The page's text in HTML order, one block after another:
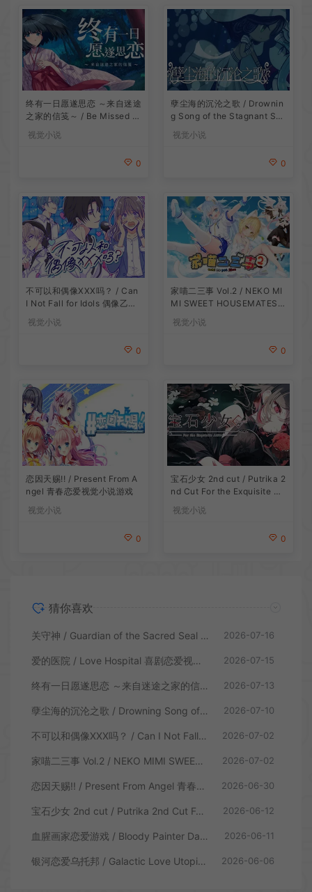
终有一日愿遂思恋 ～来自迷途
之家的信笺～ / Be Missed a
from Mayoiga 卡通视觉小说
视觉小说
0
孽尘海的沉沦之歌 / Drownin
g Song of the Stagnant Sea
视觉小说
0
不可以和偶像XXX吗？ / Can
I Not Fall for Idols 偶像乙女
视觉小说游戏
视觉小说
0
家喵二三事 Vol.2 / NEKO MI
MI SWEET HOUSEMATES V
ol2 猫耳少女视觉小说游戏
视觉小说
0
恋因天赐!! / Present From A
ngel 青春恋爱视觉小说游戏
视觉小说
0
宝石少女 2nd cut / Putrika 2
nd Cut For the Exquisite Att
视觉小说
0
猜你喜欢
关守神 / Guardian of the Sacred Seal 日式乙女视觉小说游戏 2026-07-16
爱的医院 / Love Hospital 喜剧恋爱视觉小说游戏 2026-07-15
终有一日愿遂思恋 ～来自迷途之家的信笺～ / Be Missed and Remembered The Letter from Mayoiga 卡通视觉小说游戏 2026-07-13
孽尘海的沉沦之歌 / Drowning Song of the Stagnant Sea 暗黑童话视觉小说游戏 2026-07-10
不可以和偶像XXX吗？ / Can I Not Fall for Idols 偶像乙女视觉小说游戏 2026-07-02
家喵二三事 Vol.2 / NEKO MIMI SWEET HOUSEMATES Vol2 猫耳少女视觉小说游戏 2026-07-02
恋因天赐!! / Present From Angel 青春恋爱视觉小说游戏 2026-06-30
宝石少女 2nd cut / Putrika 2nd Cut For the Exquisite Attire 美少女视觉小说游戏 2026-06-12
血腥画家恋爱游戏 / Bloody Painter Dating Sim 恐怖视觉小说游戏 2026-06-11
银河恋爱乌托邦 / Galactic Love Utopia 卡通视觉小说游戏 2026-06-06